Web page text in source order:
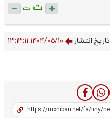
ت ت
تاریخ انتشار ۱۴۰۴/۰۵/۱۰ ۱۳:۱۳:۱۱